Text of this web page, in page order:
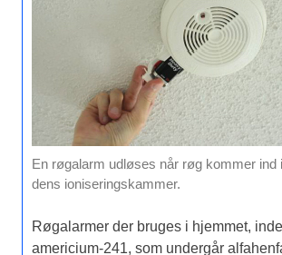
En røgalarm udløses når røg kommer ind i
dens ioniseringskammer.
Røgalarmer der bruges i hjemmet,
americium-241, som undergår